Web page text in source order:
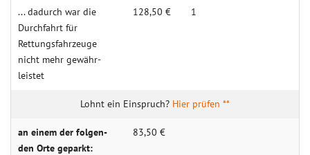
... dadurch war die
Durch­­fahrt für
Rettungs­­fahr­­zeuge
nicht mehr gewähr­­
leistet
128,50 € 1
Hier prüfen **
an einem der folgen­­
den Orte geparkt:
83,50 €